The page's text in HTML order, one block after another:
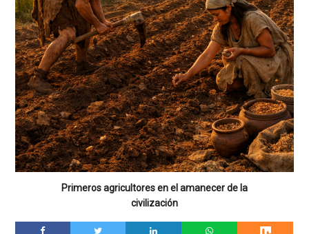
Primeros agricultores en el amanecer de la
civilización